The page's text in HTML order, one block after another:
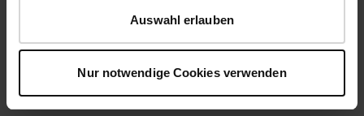
Auswahl erlauben
Nur notwendige Cookies verwenden